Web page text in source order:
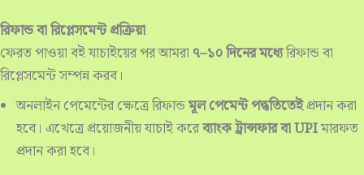
রিফান্ড বা রিপ্লেসমেন্ট প্রক্রিয়া
ফেরত পাওয়া বই যাচাইয়ের পর আমরা ৭–১০ দিনের মধ্যেরিফান্ড বা
রিপ্লেসমেন্ট সম্পন্ন করব।
অনলাইন পেমেন্টের ক্ষেত্রে রিফান্ডমূল পেমেন্ট পদ্ধতিতেইপ্রদান করা
হবে। এখেত্রে প্রয়োজনীয় যাচাই করেব্যাংক ট্রান্সফার বা UPIমারফত
প্রদান করা হবে।